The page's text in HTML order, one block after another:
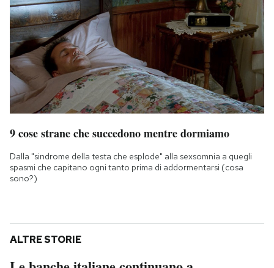
9 cose strane che succedono mentre dormiamo
Dalla "sindrome della testa che esplode" alla sexsomnia a quegli
spasmi che capitano ogni tanto prima di addormentarsi (cosa
sono?)
ALTRE STORIE